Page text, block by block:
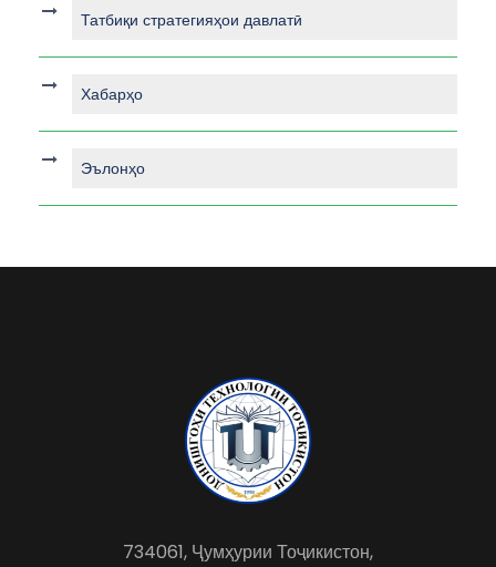
Татбиқи стратегияҳои давлатӣ
Хабарҳо
Эълонҳо
734061, Ҷумҳурии Тоҷикистон,